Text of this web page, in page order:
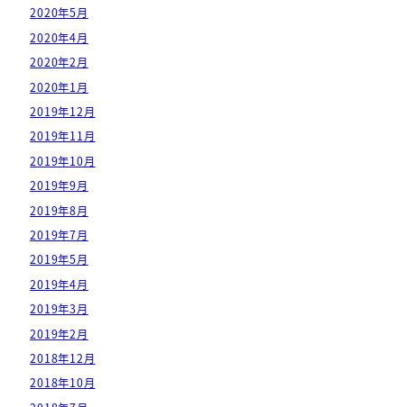
2020年5月
2020年4月
2020年2月
2020年1月
2019年12月
2019年11月
2019年10月
2019年9月
2019年8月
2019年7月
2019年5月
2019年4月
2019年3月
2019年2月
2018年12月
2018年10月